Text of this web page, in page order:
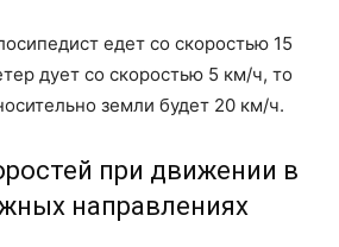
едет со скоростью 15
дует со скоростью 5 км/ч, то
земли будет 20 км/ч.
при движении в
направлениях